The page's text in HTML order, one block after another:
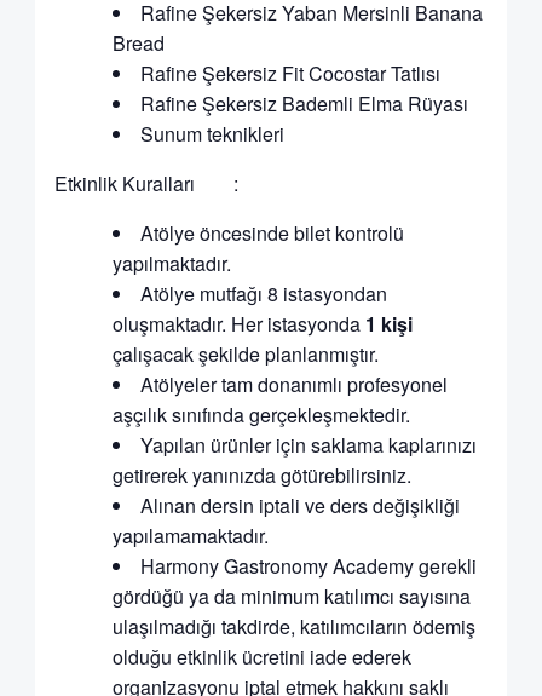
Rafine Şekersiz Yaban Mersinli Banana
Bread
Rafine Şekersiz Fit Cocostar Tatlısı
Rafine Şekersiz Bademli Elma Rüyası
Sunum teknikleri
Etkinlik Kuralları :
Atölye öncesinde bilet kontrolü
yapılmaktadır.
Atölye mutfağı 8 istasyondan
oluşmaktadır. Her istasyonda 1 kişi
çalışacak şekilde planlanmıştır.
Atölyeler tam donanımlı profesyonel
aşçılık sınıfında gerçekleşmektedir.
Yapılan ürünler için saklama kaplarınızı
getirerek yanınızda götürebilirsiniz.
Alınan dersin iptali ve ders değişikliği
yapılamamaktadır.
Harmony Gastronomy Academy gerekli
gördüğü ya da minimum katılımcı sayısına
ulaşılmadığı takdirde, katılımcıların ödemiş
olduğu etkinlik ücretini iade ederek
organizasyonu iptal etmek hakkını saklı